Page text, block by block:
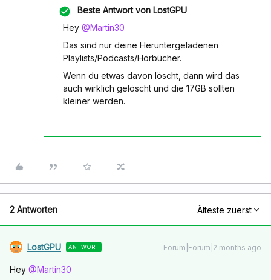
Beste Antwort von LostGPU
Hey ​ @Martin30
Das sind nur deine Heruntergeladenen
Playlists/Podcasts/Hörbücher.
Wenn du etwas davon löscht, dann wird das
auch wirklich gelöscht und die 17GB sollten
kleiner werden.
2 Antworten Älteste zuerst
LostGPU ANTWORT Forum|Forum|2 months ago
Hey ​ @Martin30